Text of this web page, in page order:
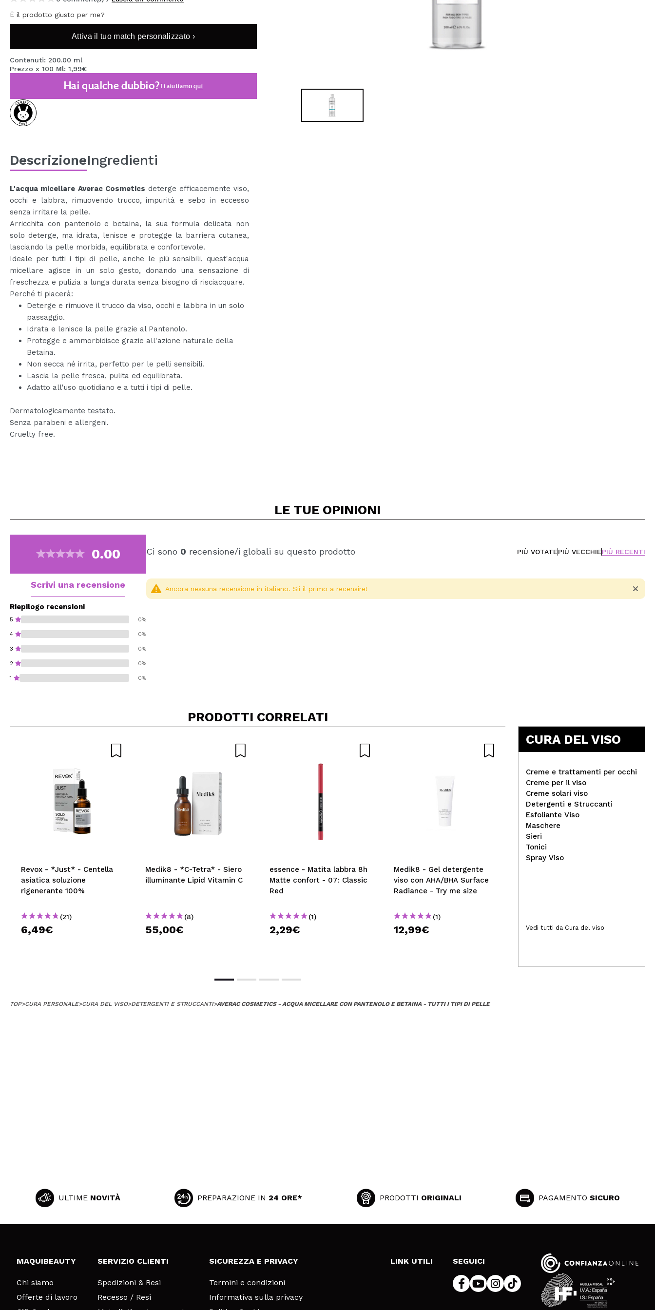
MAQUIFARMA
KOREA ZONE
TRAVEL SIZE
NATURE
SPECIALE
OUTLET
PROSSIMAMENTE
CREARE UN ACCOUNT
È il prodotto giusto per me?
Attiva il tuo match personalizzato ›
Contenuti: 200.00 ml
Prezzo x 100 Ml: 1,99€
Hai qualche dubbio?Ti aiutiamoqui
DescrizioneIngredienti
L'acqua micellare Averac Cosmetics deterge efficacemente viso,
occhi e labbra, rimuovendo trucco, impurità e sebo in eccesso
senza irritare la pelle.
Arricchita con pantenolo e betaina, la sua formula delicata non
solo deterge, ma idrata, lenisce e protegge la barriera cutanea,
lasciando la pelle morbida, equilibrata e confortevole.
Ideale per tutti i tipi di pelle, anche le più sensibili, quest'acqua
micellare agisce in un solo gesto, donando una sensazione di
freschezza e pulizia a lunga durata senza bisogno di risciacquare.
Perché ti piacerà:
Deterge e rimuove il trucco da viso, occhi e labbra in un solo
passaggio.
Idrata e lenisce la pelle grazie al Pantenolo.
Protegge e ammorbidisce grazie all'azione naturale della
Betaina.
Non secca né irrita, perfetto per le pelli sensibili.
Lascia la pelle fresca, pulita ed equilibrata.
Adatto all'uso quotidiano e a tutti i tipi di pelle.
Dermatologicamente testato.
Senza parabeni e allergeni.
Cruelty free.
LE TUE OPINIONI
0.00
Scrivi una recensione
Riepilogo recensioni
5 0%
4 0%
3 0%
2 0%
1 0%
Ci sono 0 recensione/i globali su questo prodotto PIÙ VOTATEPIÙ VECCHIEPIÙ RECENTI
Ancora nessuna recensione in italiano. Sii il primo a recensire!
PRODOTTI CORRELATI
Revox - *Just* - Centella
asiatica soluzione
rigenerante 100%
(21)
6,49€
Medik8 - *C-Tetra* - Siero
illuminante Lipid Vitamin C
(8)
55,00€
essence - Matita labbra 8h
Matte confort - 07: Classic
Red
(1)
2,29€
Medik8 - Gel detergente
viso con AHA/BHA Surface
Radiance - Try me size
(1)
12,99€
Nacomi - Gel doccia
lenitivo - Marshmallow
3,99€
CURA DEL VISO
Creme e trattamenti per occhi
Creme per il viso
Creme solari viso
Detergenti e Struccanti
Esfoliante Viso
Maschere
Sieri
Tonici
Spray Viso
Vedi tutti da Cura del viso
TOP>CURA PERSONALE>CURA DEL VISO>DETERGENTI E STRUCCANTI>AVERAC COSMETICS - ACQUA MICELLARE CON PANTENOLO E BETAINA - TUTTI I TIPI DI PELLE
ULTIME NOVITÀ PREPARAZIONE IN 24 ORE* PRODOTTI ORIGINALI PAGAMENTO SICURO
MAQUIBEAUTY
Chi siamo
Offerte di lavoro
SERVIZIO CLIENTI
Spedizioni & Resi
Recesso / Resi
SICUREZZA E PRIVACY
Termini e condizioni
Informativa sulla privacy
LINK UTILI SEGUICI